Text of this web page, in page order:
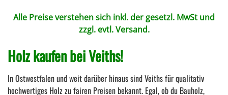
Alle Preise verstehen sich inkl. der gesetzl. MwSt und
zzgl. evtl.Versand.
Holz kaufen bei Veiths!
In Ostwestfalen und weit darüber hinaus sind Veiths für qualitativ
hochwertiges Holz zu fairen Preisen bekannt. Egal, ob du Bauholz,